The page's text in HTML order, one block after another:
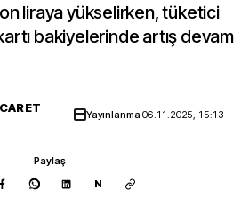
liraya yükselirken, tüketici
bakiyelerinde artış devam
Yayınlanma06.11.2025, 15:13
Paylaş
N